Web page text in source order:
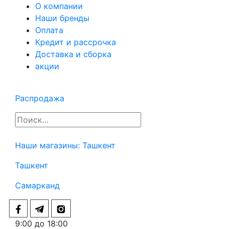
О компании
Наши бренды
Оплата
Кредит и рассрочка
Доставка и сборка
акции
Распродажа
Наши магазины: Ташкент
Ташкент
Самарканд
9:00 до 18:00